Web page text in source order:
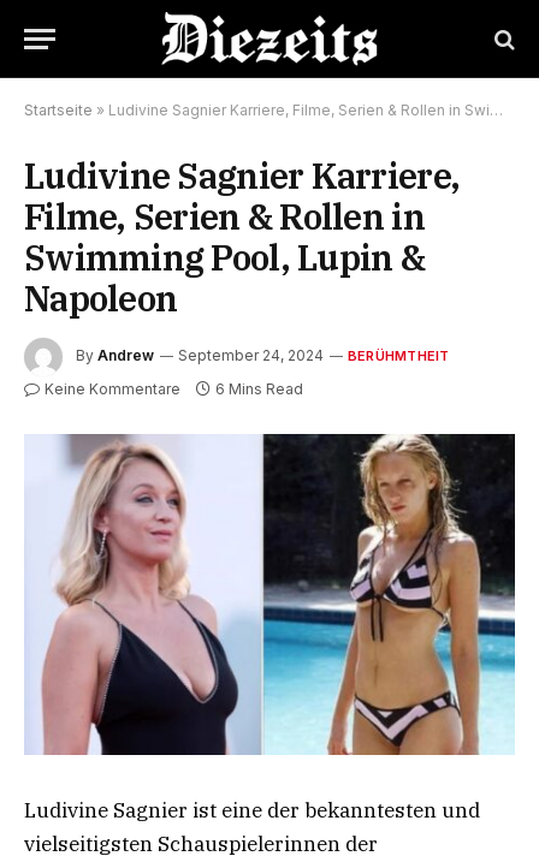
Startseite » Ludivine Sagnier Karriere, Filme, Serien & Rollen in Swimming Pool, Lupin & Napoleon
Ludivine Sagnier Karriere,
Filme, Serien & Rollen in
Swimming Pool, Lupin &
Napoleon
By Andrew September 24, 2024 BERÜHMTHEIT
Keine Kommentare 6 Mins Read
Ludivine Sagnier ist eine der bekanntesten und
vielseitigsten Schauspielerinnen der